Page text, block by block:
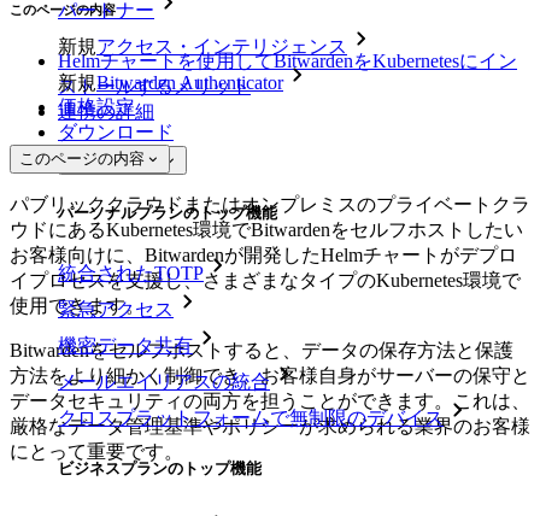
パートナー
新規アクセス・インテリジェンス
新規Bitwarden Authenticator
価格設定
ダウンロード
ツール＆機能
パーソナルプランのトップ機能
統合されたTOTP
緊急アクセス
機密データ共有
メールエイリアスの統合
クロスプラットフォームで無制限のデバイス
ビジネスプランのトップ機能
このページの内容
Helmチャートを使用してBitwardenをKubernetesにイン
ストールするメリット
連携の詳細
このページの内容
パブリッククラウドまたはオンプレミスのプライベートクラ
ウドにあるKubernetes環境でBitwardenをセルフホストしたい
お客様向けに、Bitwardenが開発したHelmチャートがデプロ
イプロセスを支援し、さまざまなタイプのKubernetes環境で
使用できます。
Bitwardenをセルフホストすると、データの保存方法と保護
方法をより細かく制御でき、お客様自身がサーバーの保守と
データセキュリティの両方を担うことができます。これは、
厳格なデータ管理基準やポリシーが求められる業界のお客様
にとって重要です。